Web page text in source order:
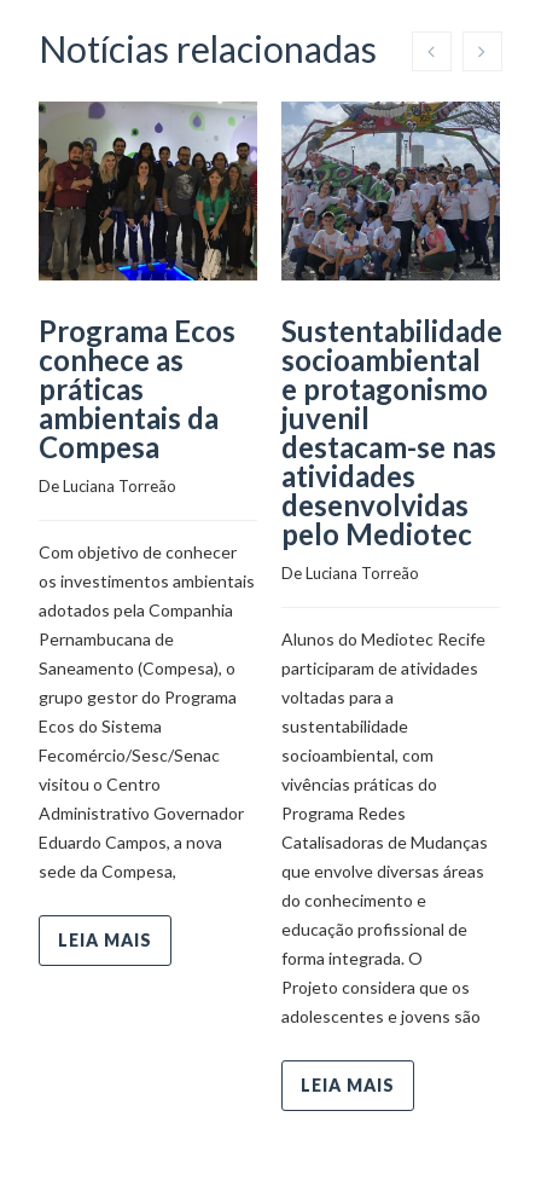
Notícias relacionadas
Programa Ecos
conhece as
práticas
ambientais da
Compesa
De Luciana Torreão
Com objetivo de conhecer
os investimentos ambientais
adotados pela Companhia
Pernambucana de
Saneamento (Compesa), o
grupo gestor do Programa
Ecos do Sistema
Fecomércio/Sesc/Senac
visitou o Centro
Administrativo Governador
Eduardo Campos, a nova
sede da Compesa,
LEIA MAIS
Sustentabilidade
socioambiental
e protagonismo
juvenil
destacam-se nas
atividades
desenvolvidas
pelo Mediotec
De Luciana Torreão
Alunos do Mediotec Recife
participaram de atividades
voltadas para a
sustentabilidade ​
socioambiental, com
vivências práticas ​do
Programa Redes
Catalisadoras de Mudanças
que​ envolve diversas áreas
do conhecimento e
educação profissional de
forma integrada. ​O
Projeto considera que os
adolescentes e jovens são
LEIA MAIS